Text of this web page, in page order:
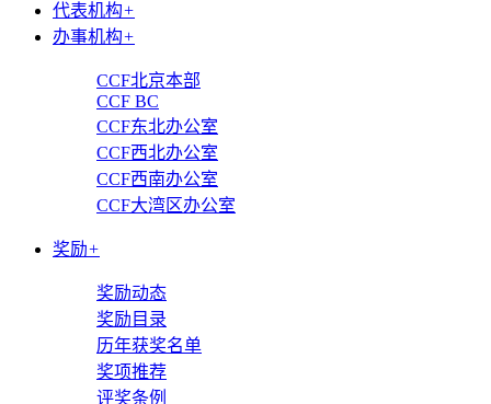
代表机构+
办事机构+
CCF北京本部
CCF BC
CCF东北办公室
CCF西北办公室
CCF西南办公室
CCF大湾区办公室
奖励+
奖励动态
奖励目录
历年获奖名单
奖项推荐
评奖条例